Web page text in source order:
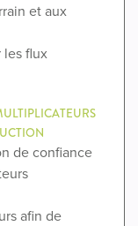
et aux
les flux
de confiance
afin de